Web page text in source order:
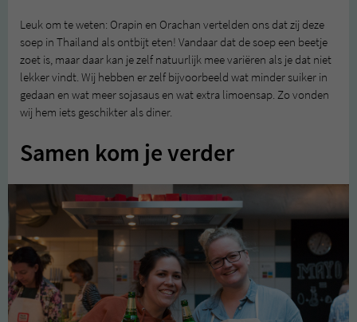
Leuk om te weten: Orapin en Orachan vertelden ons dat zij deze
soep in Thailand als ontbijt eten! Vandaar dat de soep een beetje
zoet is, maar daar kan je zelf natuurlijk mee variëren als je dat niet
lekker vindt. Wij hebben er zelf bijvoorbeeld wat minder suiker in
gedaan en wat meer sojasaus en wat extra limoensap. Zo vonden
wij hem iets geschikter als diner.
Samen kom je verder